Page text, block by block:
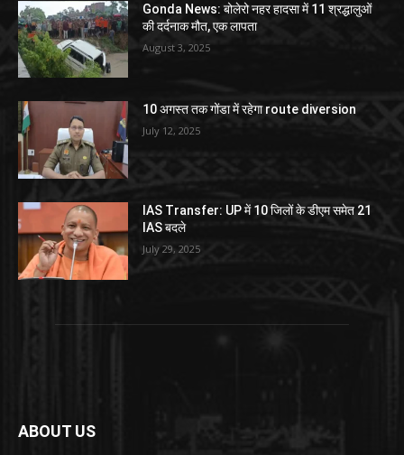
Gonda News: बोलेरो नहर हादसा में 11 श्रद्धालुओं
की दर्दनाक मौत, एक लापता
August 3, 2025
10 अगस्त तक गोंडा में रहेगा route diversion
July 12, 2025
IAS Transfer: UP में 10 जिलों के डीएम समेत 21
IAS बदले
July 29, 2025
ABOUT US